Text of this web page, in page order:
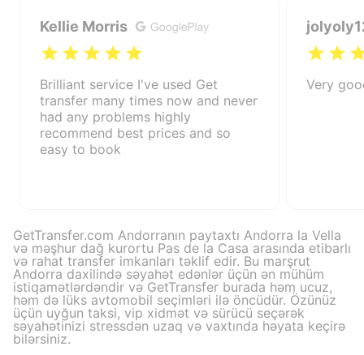
Kellie Morris
Brilliant service I've used Get
transfer many times now and never
had any problems highly
recommend best prices and so
easy to book
Very
GetTransfer.com Andorranın paytaxtı Andorra la Vella
və məşhur dağ kurortu Pas de la Casa arasında etibarlı
və rahat transfer imkanları təklif edir. Bu marşrut
Andorra daxilində səyahət edənlər üçün ən mühüm
istiqamətlərdəndir və GetTransfer burada həm ucuz,
həm də lüks avtomobil seçimləri ilə öncüdür. Özünüz
üçün uyğun taksi, vip xidmət və sürücü seçərək
səyahətinizi stressdən uzaq və vaxtında həyata keçirə
bilərsiniz.